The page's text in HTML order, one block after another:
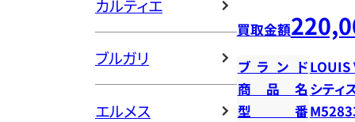
カルティエ
ブルガリ
エルメス
買取金額
ブランドLOUIS
商品名 シティ
型番